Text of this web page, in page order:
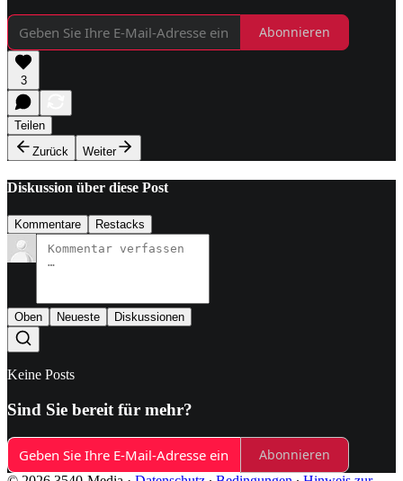
Abonnieren
3
Teilen
Zurück
Weiter
Diskussion über diese Post
Kommentare Restacks
Oben Neueste Diskussionen
Keine Posts
Sind Sie bereit für mehr?
Abonnieren